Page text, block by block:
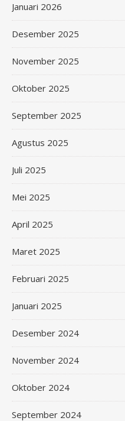
Januari 2026
Desember 2025
November 2025
Oktober 2025
September 2025
Agustus 2025
Juli 2025
Mei 2025
April 2025
Maret 2025
Februari 2025
Januari 2025
Desember 2024
November 2024
Oktober 2024
September 2024